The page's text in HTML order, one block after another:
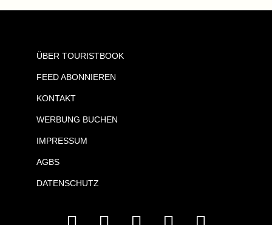
ÜBER TOURISTBOOK
FEED ABONNIEREN
KONTAKT
WERBUNG BUCHEN
IMPRESSUM
AGBS
DATENSCHUTZ